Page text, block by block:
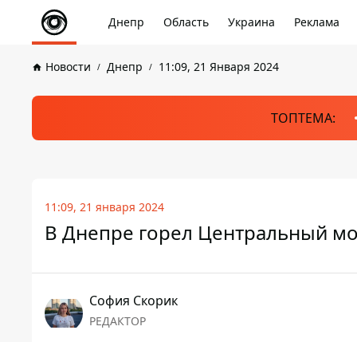
Днепр Область Украина Реклама
Новости Днепр 11:09, 21 Января 2024
ТОПТЕМА:
11:09, 21 января 2024
В Днепре горел Центральный
София Скорик
РЕДАКТОР